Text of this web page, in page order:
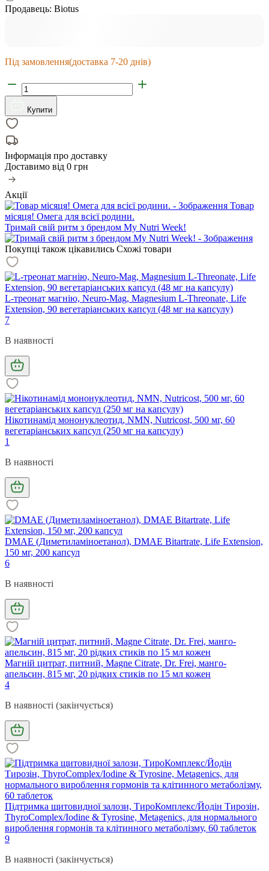
Продавець: Biotus
Під замовлення(доставка 7-20 днів)
Купити
Інформація про доставку
Доставимо від 0 грн
Акції
Товар
місяця! Омега для всієї родини.
Тримай свій ритм з брендом My Nutri Week!
Покупці також цікавились Схожі товари
L-треонат магнію, Neuro-Mag, Magnesium L-Threonate, Life
Extension, 90 вегетаріанських капсул (48 мг на капсулу)
7
В наявності
Нікотинамід мононуклеотид, NMN, Nutricost, 500 мг, 60
вегетаріанських капсул (250 мг на капсулу)
1
В наявності
DMAE (Диметиламіноетанол), DMAE Bitartrate, Life Extension,
150 мг, 200 капсул
6
В наявності
Магній цитрат, питний, Magne Citrate, Dr. Frei, манго-
апельсин, 815 мг, 20 рідких стиків по 15 мл кожен
4
В наявності (закінчується)
Підтримка щитовидної залози, ТироКомплекс/Йодін Тирозін,
ThyroComplex/Iodine & Tyrosine, Metagenics, для нормального
вироблення гормонів та клітинного метаболізму, 60 таблеток
9
В наявності (закінчується)